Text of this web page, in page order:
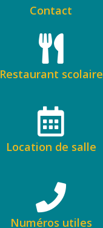
Contact
Restaurant scolaire
Location de salle
Numéros utiles